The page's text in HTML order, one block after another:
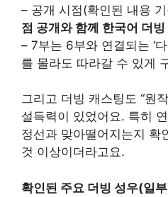
– 공개 시점(확인된 내용
점 공개와 함께 한국어 더
– 7부는 6부와 연결되는 ‘
를 몰라도 따라갈 수 있게
그리고 더빙 캐스팅도 “원
설득력이 있었어요. 특히
정선과 맞아떨어지는지 확
것 이상이더라고요.
확인된 주요 더빙 성우(일